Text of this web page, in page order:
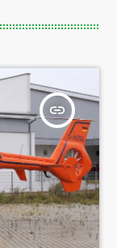
insert_link